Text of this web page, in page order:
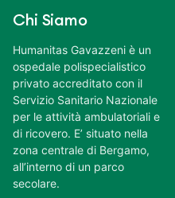
Chi Siamo
Humanitas Gavazzeni è un
ospedale polispecialistico
privato accreditato con il
Servizio Sanitario Nazionale
per le attività ambulatoriali e
di ricovero. E’ situato nella
zona centrale di Bergamo,
all’interno di un parco
secolare.